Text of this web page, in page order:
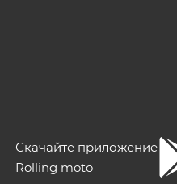
Скачайте приложение
Rolling moto